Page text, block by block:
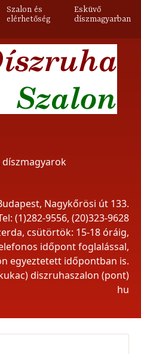
Nagykőrösi út 133.
(1)282-9556, (20)323-9628
csütörtök: 15-18 óráig,
időpont foglalással,
egyeztetett időpontban is.
diszruhaszalon (pont)
hu
Szalon és
elérhetőség
Esküvő
díszmagyarban